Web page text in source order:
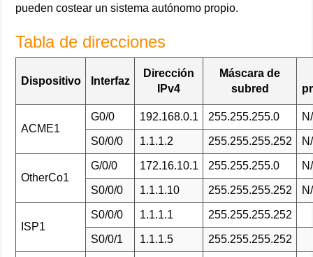
pueden costear un sistema autónomo propio.
Tabla de direcciones
Dispositivo Interfaz
Dirección
IPv4
Máscara de
subred
ACME1
G0/0 192.168.0.1 255.255.255.0
S0/0/0 1.1.1.2 255.255.255.252
OtherCo1
G/0/0 172.16.10.1 255.255.255.0
S0/0/0 1.1.1.10 255.255.255.252
ISP1
S0/0/0 1.1.1.1 255.255.255.252
S0/0/1 1.1.1.5 255.255.255.252